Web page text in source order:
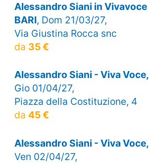
Alessandro Siani in Vivavoce
BARI, Dom 21/03/27,
Via Giustina Rocca snc
da 35 €
Alessandro Siani - Viva Voce,
Gio 01/04/27,
Piazza della Costituzione, 4
da 45 €
Alessandro Siani - Viva
Ven 02/04/27,